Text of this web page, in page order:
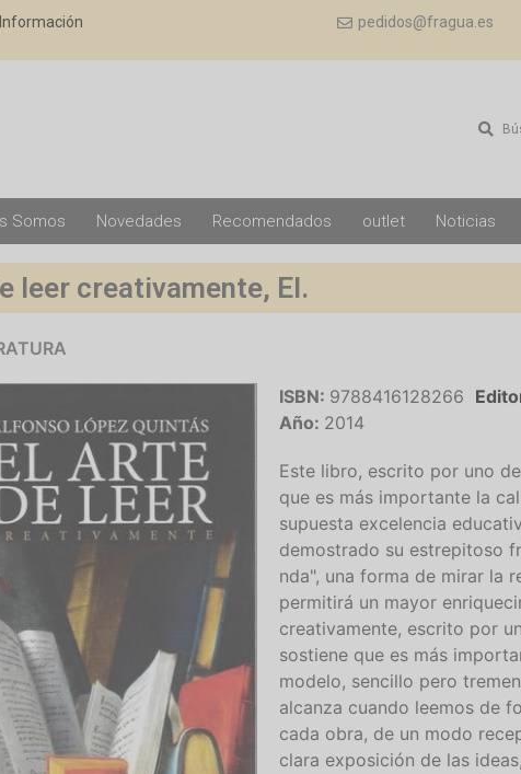
pedidos@fragua.es
Somos Novedades Recomendados outlet Noticias
leer creativamente, El.
ISBN: 9788416128266
Año: 2014
Este libro, escrito por uno
que es más importante la
supuesta excelencia
demostrado su estrepitoso
nda", una forma de mirar la
permitirá un mayor
creativamente, escrito por
sostiene que es más
modelo, sencillo pero
alcanza cuando leemos de
cada obra, de un modo
clara exposición de las